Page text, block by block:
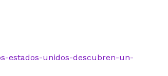
estados-unidos-descubren-un-